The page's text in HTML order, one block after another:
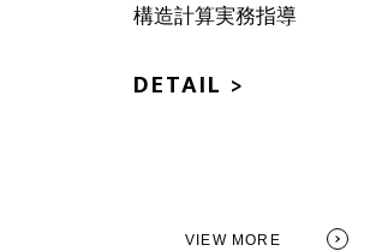
構造計算実務指導
DETAIL >
VIEW MORE